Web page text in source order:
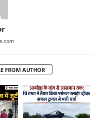
FROM AUTHOR